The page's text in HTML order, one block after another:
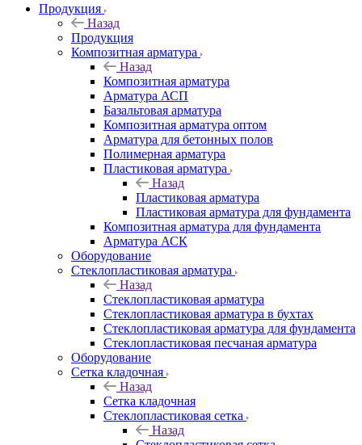
Продукция
Назад
Продукция
Композитная арматура
Назад
Композитная арматура
Арматура АСП
Базальтовая арматура
Композитная арматура оптом
Арматура для бетонных полов
Полимерная арматура
Пластиковая арматура
Назад
Пластиковая арматура
Пластиковая арматура для фундамента
Композитная арматура для фундамента
Арматура АСК
Оборудование
Cтеклопластиковая арматура
Назад
Cтеклопластиковая арматура
Стеклопластиковая арматура в бухтах
Стеклопластиковая арматура для фундамента
Стеклопластиковая песчаная арматура
Оборудование
Сетка кладочная
Назад
Сетка кладочная
Стеклопластиковая сетка
Назад